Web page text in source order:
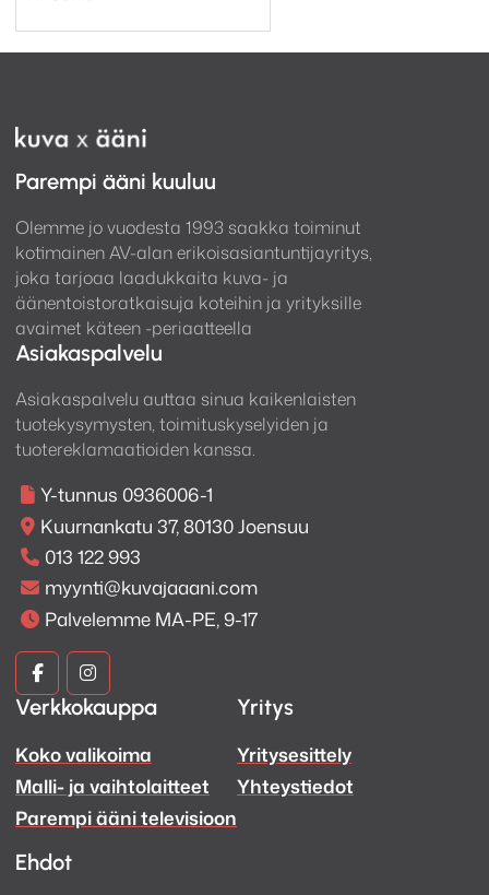
Parempi ääni kuuluu
Olemme jo vuodesta 1993 saakka toiminut
kotimainen AV-alan erikoisasiantuntijayritys,
joka tarjoaa laadukkaita kuva- ja
äänentoistoratkaisuja koteihin ja yrityksille
avaimet käteen -periaatteella
Asiakaspalvelu
Asiakaspalvelu auttaa sinua kaikenlaisten
tuotekysymysten, toimituskyselyiden ja
tuotereklamaatioiden kanssa.
Y-tunnus 0936006-1
Kuurnankatu 37, 80130 Joensuu
013 122 993
myynti@kuvajaaani.com
Palvelemme MA-PE, 9-17
Kuva
ja
Ääni
Facebook
Kuva
ja
Ääni
Instagram
Verkkokauppa
Koko valikoima
Malli- ja vaihtolaitteet
Parempi ääni televisioon
Yritys
Yritysesittely
Yhteystiedot
Ehdot